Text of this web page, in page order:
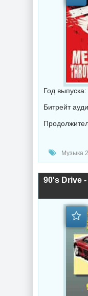
Год
Битрейт
Музыка 2023
90's Drive -